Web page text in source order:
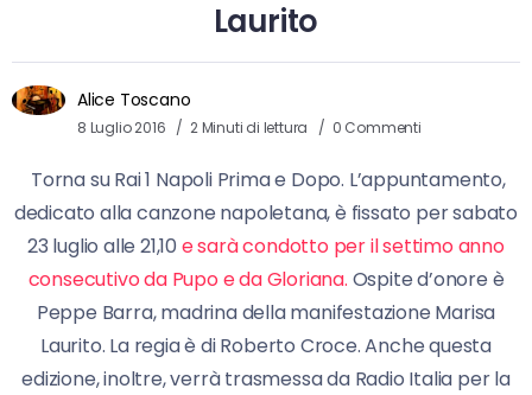
Laurito
Alice Toscano
8 Luglio 2016 2 Minuti di lettura 0 Commenti
Torna su Rai 1 Napoli Prima e Dopo. L’appuntamento,
dedicato alla canzone napoletana, è fissato per sabato
23 luglio alle 21,10 e sarà condotto per il settimo anno
consecutivo da Pupo e da Gloriana. Ospite d’onore è
Peppe Barra, madrina della manifestazione Marisa
Laurito. La regia è di Roberto Croce. Anche questa
edizione, inoltre, verrà trasmessa da Radio Italia per la